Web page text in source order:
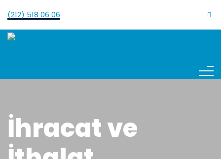
(212) 518 06 06
İhracat ve